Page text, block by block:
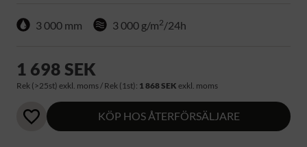
3 000 mm 3 000 g/m2/24h
1 698 SEK
Rek (>25st) exkl. moms / Rek (1st): 1 868 SEK exkl. moms
KÖP HOS ÅTERFÖRSÄLJARE